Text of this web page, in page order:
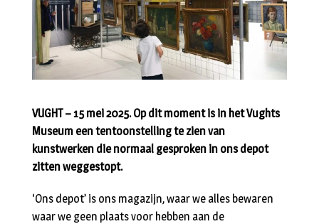
VUGHT – 15 mei 2025. Op dit moment is in het Vughts
Museum een tentoonstelling te zien van
kunstwerken die normaal gesproken in ons depot
zitten weggestopt.
‘Ons depot’ is ons magazijn, waar we alles bewaren
waar we geen plaats voor hebben aan de